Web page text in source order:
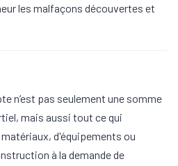
les malfaçons découvertes et
n’est pas seulement une somme
mais aussi tout ce qui
d'équipements ou
à la demande de